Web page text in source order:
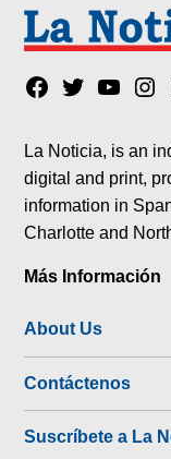
Facebook
TwitterYouTube
La Noticia, is an
digital and print,
information in
Charlotte and
Más Información
About Us
Contáctenos
Suscríbete a La